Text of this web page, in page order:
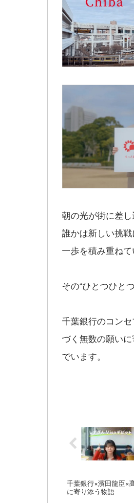
朝の光が街に差
誰かは新しい挑
一歩を積み重ねて
その“ひとつひと
千葉銀行のコン
づく無数の願い
でいます。
千葉銀行×濱田龍臣×
に寄り添う物語